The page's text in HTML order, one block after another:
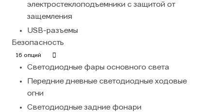
электростеклоподъемники с защитой от
защемления
USB-разъемы
Безопасность
16 опций
Светодиодные фары основного света
Передние дневные светодиодные ходовые
огни
Светодиодные задние фонари